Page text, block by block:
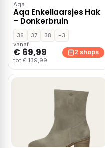
Aqa
Aqa Enkellaarsjes Hak
– Donkerbruin
36 37 38
+3
vanaf
€ 69,99
tot € 139,99
2 shops